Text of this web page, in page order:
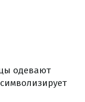
одевают